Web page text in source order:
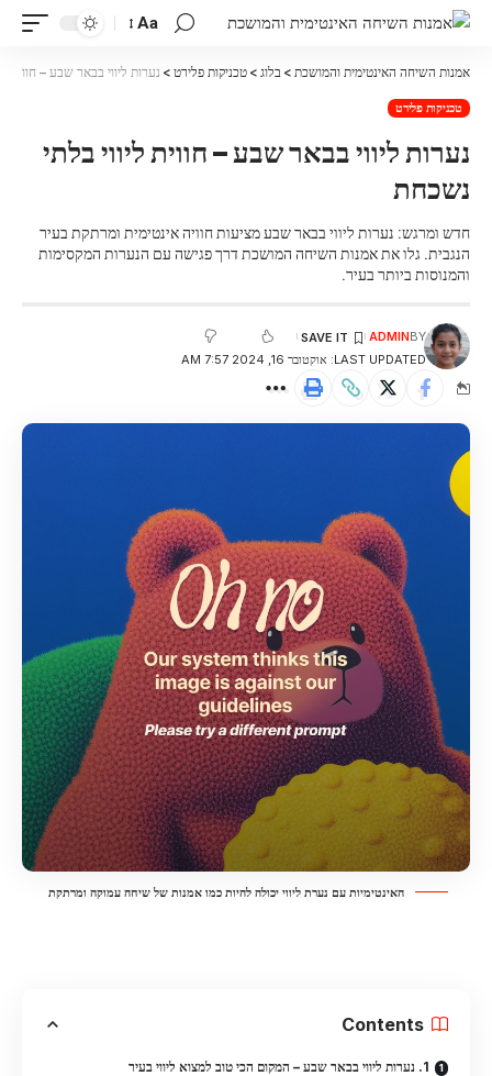
Aa
אמנות השיחה האינטימית והמושכת > בלוג > טכניקות פלירט > נערות ליווי בבאר שבע – חווית
טכניקות פלירט
נערות ליווי בבאר שבע – חווית ליווי בלתי
נשכחת
חדש ומרגש: נערות ליווי בבאר שבע מציעות חוויה אינטימית ומרתקת בעיר
הנגבית. גלו את אמנות השיחה המושכת דרך פגישה עם הנערות המקסימות
והמנוסות ביותר בעיר.
LAST UPDATED: אוקטובר 16, 2024 7:57 AM
BY
ADMIN
האינטימיות עם נערת ליווי יכולה להיות כמו אמנות של שיחה עמוקה ומרתקת
Contents
1. נערות ליווי בבאר שבע – המקום הכי טוב למצוא ליווי בעיר